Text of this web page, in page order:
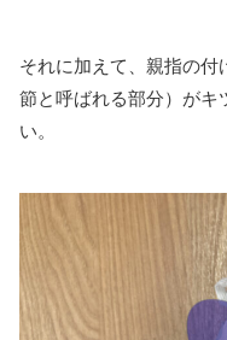
それに加えて、親指の付
節と呼ばれる部分）がキ
い。